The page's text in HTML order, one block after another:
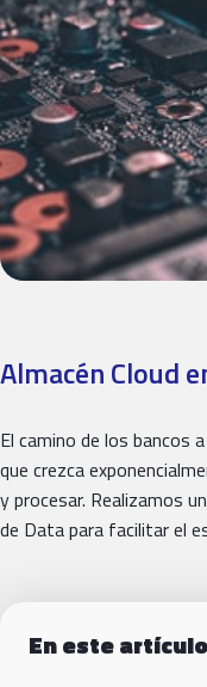
Almacén Cloud
El camino de los bancos
que crezca
y procesar. Realizamos
de Data para facilitar el
En este artículo